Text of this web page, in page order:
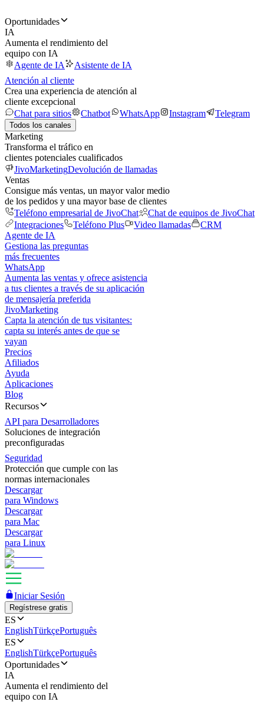
Oportunidades
IA
Aumenta el rendimiento del
equipo con IA
Agente de IA
Asistente de IA
Atención al cliente
Crea una experiencia de atención al
cliente excepcional
Chat para sitios
Chatbot WhatsApp Instagram Telegram
Todos los canales
Marketing
Transforma el tráfico en
clientes potenciales cualificados
JivoMarketingDevolución de llamadas
Ventas
Consigue más ventas, un mayor valor medio
de los pedidos y una mayor base de clientes
Teléfono empresarial de JivoChat
Chat de equipos de JivoChat
Integraciones
Teléfono Plus Video llamadas
CRM
Agente de IA
Gestiona las preguntas
más frecuentes
WhatsApp
Aumenta las ventas y ofrece asistencia
a tus clientes a través de su aplicación
de mensajería preferida
JivoMarketing
Capta la atención de tus visitantes:
capta su interés antes de que se
vayan
Precios
Afiliados
Ayuda
Aplicaciones
Blog
Recursos
API para Desarrolladores
Soluciones de integración
preconfiguradas
Seguridad
Protección que cumple con las
normas internacionales
Descargar
para Windows
Descargar
para Mac
Descargar
para Linux
Iniciar Sesión
Regístrese gratis
ES
EnglishTürkçePortuguês
ES
EnglishTürkçePortuguês
Oportunidades
IA
Aumenta el rendimiento del
equipo con IA